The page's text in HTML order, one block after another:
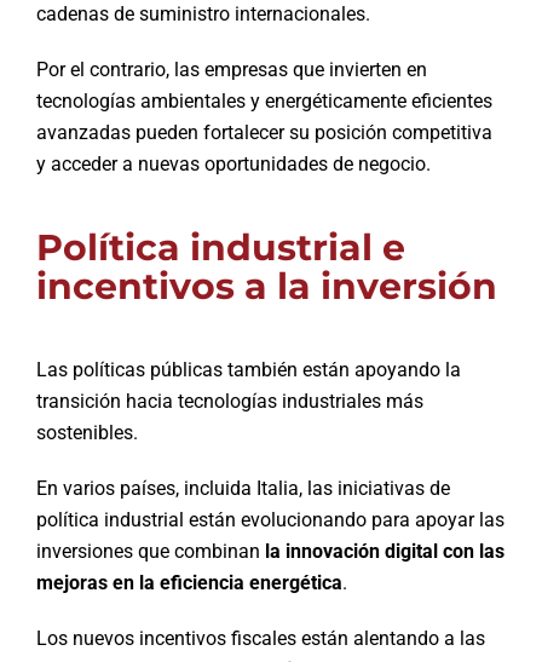
cadenas de suministro internacionales.
Por el contrario, las empresas que invierten en
tecnologías ambientales y energéticamente eficientes
avanzadas pueden fortalecer su posición competitiva
y acceder a nuevas oportunidades de negocio.
Política industrial e
incentivos a la inversión
Las políticas públicas también están apoyando la
transición hacia tecnologías industriales más
sostenibles.
En varios países, incluida Italia, las iniciativas de
política industrial están evolucionando para apoyar las
inversiones que combinan la innovación digital con las
mejoras en la eficiencia energética.
Los nuevos incentivos fiscales están alentando a las